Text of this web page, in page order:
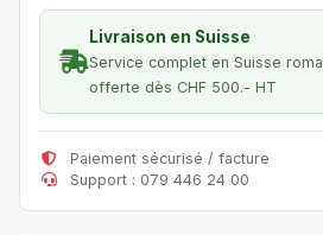
Livraison en Suisse
Service complet en Suisse
offerte dès CHF 500.- HT
Paiement sécurisé / facture
Support : 079 446 24 00